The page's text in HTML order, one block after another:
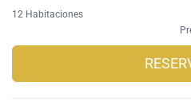
12 Habitaciones